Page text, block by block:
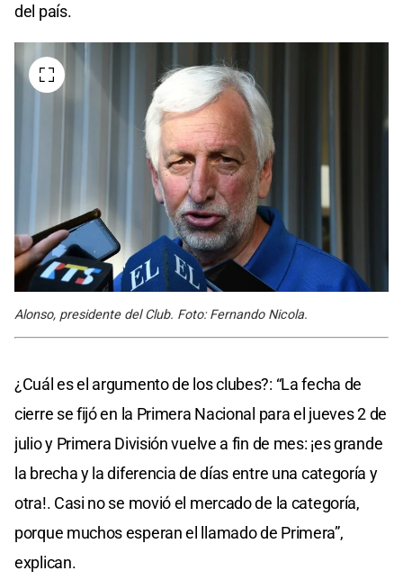
del país.
Alonso, presidente del Club. Foto: Fernando Nicola.
¿Cuál es el argumento de los clubes?: “La fecha de
cierre se fijó en la Primera Nacional para el jueves 2 de
julio y Primera División vuelve a fin de mes: ¡es grande
la brecha y la diferencia de días entre una categoría y
otra!. Casi no se movió el mercado de la categoría,
porque muchos esperan el llamado de Primera”,
explican.